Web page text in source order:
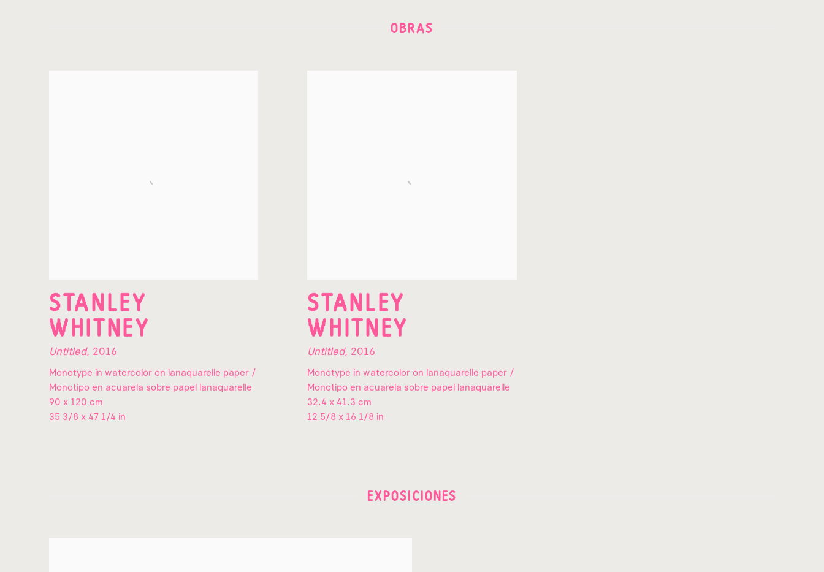
OBRAS
STANLEY
WHITNEY
Untitled, 2016
Monotype in watercolor on lanaquarelle paper /
Monotipo en acuarela sobre papel lanaquarelle
90 x 120 cm
35 3/8 x 47 1/4 in
STANLEY
WHITNEY
Untitled, 2016
Monotype in watercolor on lanaquarelle paper /
Monotipo en acuarela sobre papel lanaquarelle
32.4 x 41.3 cm
12 5/8 x 16 1/8 in
EXPOSICIONES